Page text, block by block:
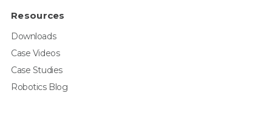
Resources
Downloads
Case Videos
Case Studies
Robotics Blog